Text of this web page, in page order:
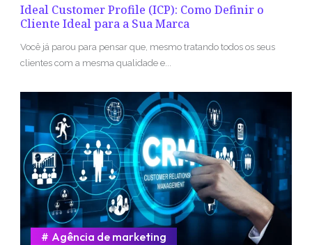
Ideal Customer Profile (ICP): Como Definir o
Cliente Ideal para a Sua Marca
Você já parou para pensar que, mesmo tratando todos os seus
clientes com a mesma qualidade e...
Agência de marketing